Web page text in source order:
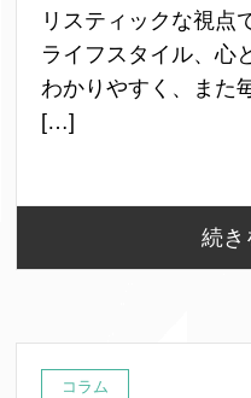
リスティックな視点
ライフスタイル、心
わかりやすく、また
[…]
続
コラム